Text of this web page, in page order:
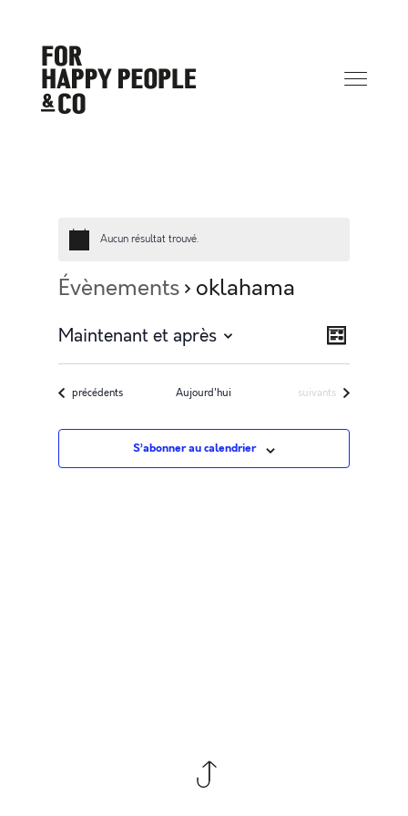
Aucun résultat trouvé.
Évènements oklahama
de
Liste
Maintenant et après
Sélectionnez
uneÉvènements
précédents Aujourd'hui Évènements
suivants
S’abonner au calendrier